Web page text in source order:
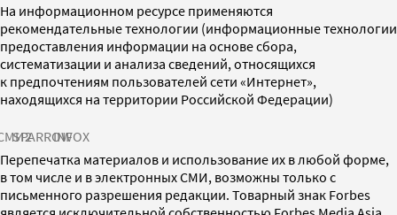
На информационном ресурсе применяются
рекомендательные технологии (информационные технологии
предоставления информации на основе сбора,
систематизации и анализа сведений, относящихся
к предпочтениям пользователей сети «Интернет»,
находящихся на территории Российской Федерации)
SPARROWINFOX
Перепечатка материалов и использование их в любой форме,
в том числе и в электронных СМИ, возможны только с
письменного разрешения редакции. Товарный знак Forbes